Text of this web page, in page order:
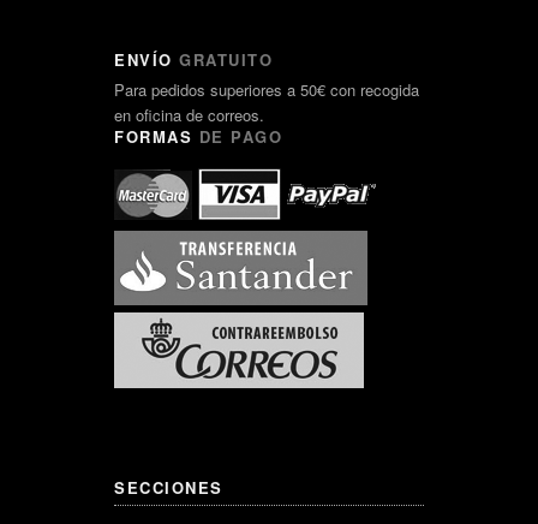
ENVÍO GRATUITO
Para pedidos superiores a 50€ con recogida
en oficina de correos.
FORMAS DE PAGO
SECCIONES